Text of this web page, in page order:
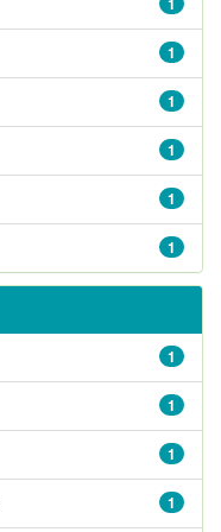
1
1
1
1
1
1
1
1
1